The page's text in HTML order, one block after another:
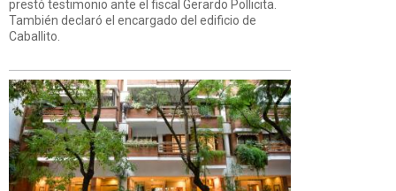
prestó testimonio ante el fiscal Gerardo Pollicita.
También declaró el encargado del edificio de
Caballito.